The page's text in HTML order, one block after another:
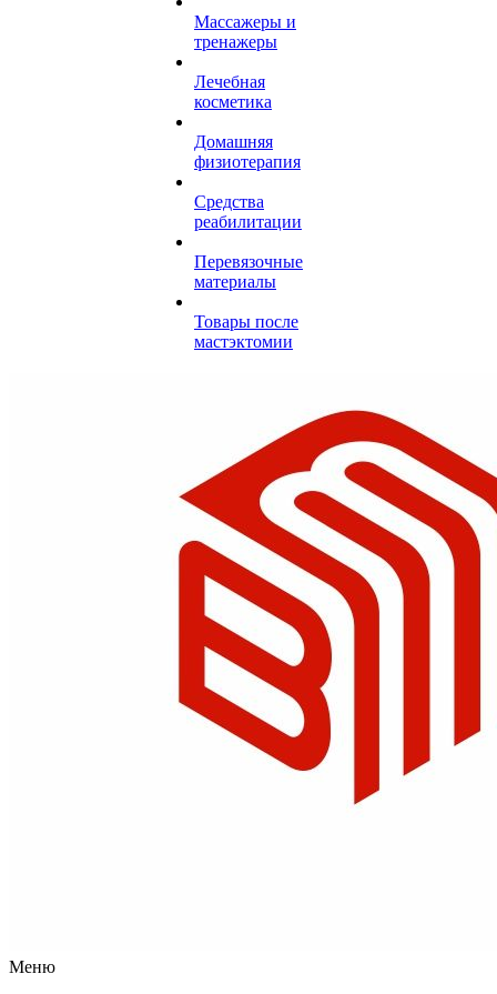
Массажеры и
тренажеры
Лечебная
косметика
Домашняя
физиотерапия
Средства
реабилитации
Перевязочные
материалы
Товары после
мастэктомии
Меню